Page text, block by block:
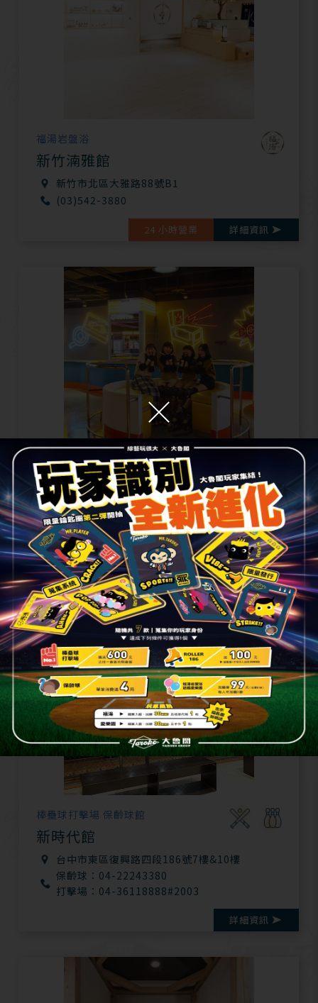
福湯岩盤浴
新竹湳雅館
新竹市北區大雅路88號B1
(03)542-3880
詳細資訊
24 小時營業
Roller186滑輪場
新時代館
台中市東區復興路四段186號6F
(04)3611-8888#6631
詳細資訊
棒壘球打擊場 保齡球館
新時代館
台中市東區復興路四段186號7樓&10樓
保齡球：04-22243380
打擊場：04-36118888#2003
詳細資訊